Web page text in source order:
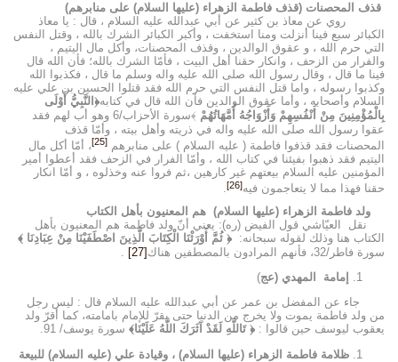
قذف المحصنات (قذف فاطمة الزهراء (عليها السلام) على منابرهم)
روي عن معاذ بن كثير عن أبي عبدالله عليه السلام ، قال : يا معاذ
الكبائر سبع فينا أنزلت ومنا استخفت ، وأكبر الكبائر الشرك بالله ، وقتل النفس
التي حرم الله ، و عقوق الوالدين ، وقذف المحصنات، وأكل مال اليتيم ،
والفرار من الزحف ، وانكار حقنا أهل البيت ، فأمّا الشرك بالله؛ فأن الله قال
فينا ما قال ، وقال رسول الله صلى الله عليه واله وسلم ما قال ، فكذبوا الله
وكذبوا رسوله ، واما قتل النفس التي حرم الله فقد قتلوا الحسين بن علي عليه
السلام وأصحابه ، وأما عقوق الوالدين فأن الله قال في كتابه﴿النَّبِيُّ أَوْلَى
بِالْمُؤْمِنِينَ مِنْ أَنْفُسِهِمْ وَأَزْوَاجُهُ أُمَّهَاتُهُمْ
﴾سورة الأحزاب/6 وهو أب لهم فقد
عقوا رسول الله صلى الله عليه واله في ذريته وأهل بيته ، وأمّا قذف
المحصنات فقد قذفوا فاطمة ( عليه السلام ) على منابرهم [25]
، أمّا أكل مال
اليتيم فقد ذهبوا بفيئنا في كتاب الله ، وأمّا الفرار في الزحف فقد أعطوا أمير
المؤمنين عليه السلام بيعتهم غير كارهين ،ثم فروا عنه وخذلوه ، و أمّا انكار
حقنا فهذا مما لا يتعاجمون فيه[26]
.
ولد فاطمة الزهراء (عليها السلام) هم المعنيون بأهل الكتاب
نقل العيّاشي قول الفيض (ره): يعني أنّ ولد فاطمة هم المعنيون بأهل
الكتاب هنا وذلك لقوله سبحانه: ﴿ ثُمَّ أَوْرَثْنَا الْكِتَابَ الَّذِينَ اصْطَفَيْنَا مِنْ عِبَادِنَا ﴾
سورة فاطر/32، فأنهم المرادون بالمصطفين هناك
[27]
إمامة المهدي (عج)
جاء عن المفضل بن عمر عن أبي عبدالله عليه السلام قال : ليس رجل
من ولد فاطمة يموت ولا يخرج من الدنيا حتى يقرّ للإمام بامامته، كما أقرّ ولد
يعقوب ليوسف حين قالوا : ﴿ تَاللَّهِ لَقَدْ آثَرَكَ اللَّهُ عَلَيْنَا﴾ سورة يوسف/ 91.
ظلامة فاطمة الزهراء (عليها السلام) ، وقيادة علي (عليه السلام) للبيعة